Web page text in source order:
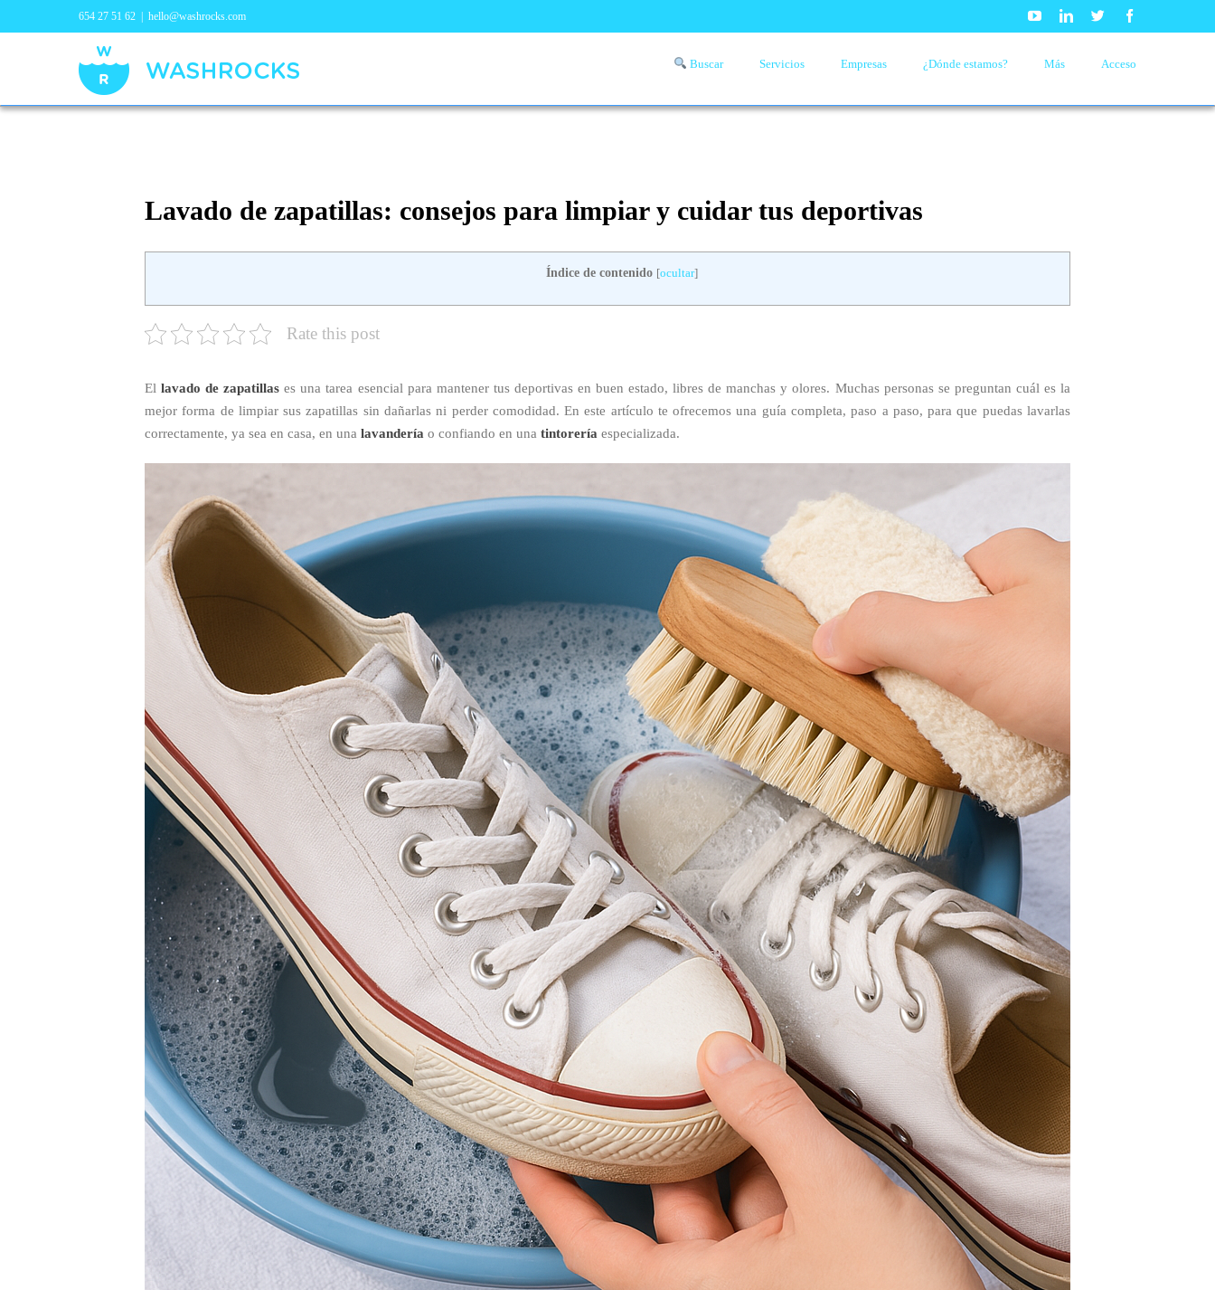
654 27 51 62 | hello@washrocks.com YoutubeLinkedinTwitter
Buscar Servicios Empresas ¿Dónde estamos? Más Acceso
Lavado de zapatillas: consejos para limpiar y cuidar tus deportivas
Índice de contenido [ocultar]
Rate this post
Ellavado de zapatillas es una tarea esencial para mantener tus deportivas en buen estado, libres de manchas y olores. Muchas personas se preguntan cuál es la
mejor forma de limpiar sus zapatillas sin dañarlas ni perder comodidad. En este artículo te ofrecemos una guía completa, paso a paso, para que puedas lavarlas
correctamente, ya sea en casa, en una lavandería o confiando en una tintorería especializada.